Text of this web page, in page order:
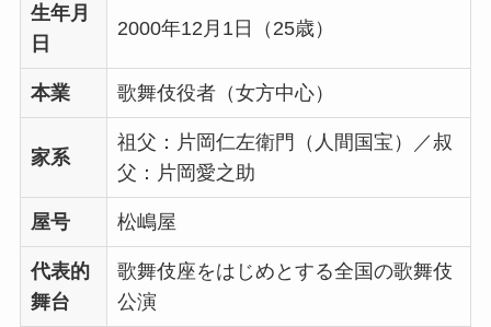
生年月
日
2000年12月1日（25歳）
本業 歌舞伎役者（女方中心）
家系
祖父：片岡仁左衛門（人間国宝）／叔
父：片岡愛之助
屋号 松嶋屋
代表的
舞台
歌舞伎座をはじめとする全国の歌舞伎
公演